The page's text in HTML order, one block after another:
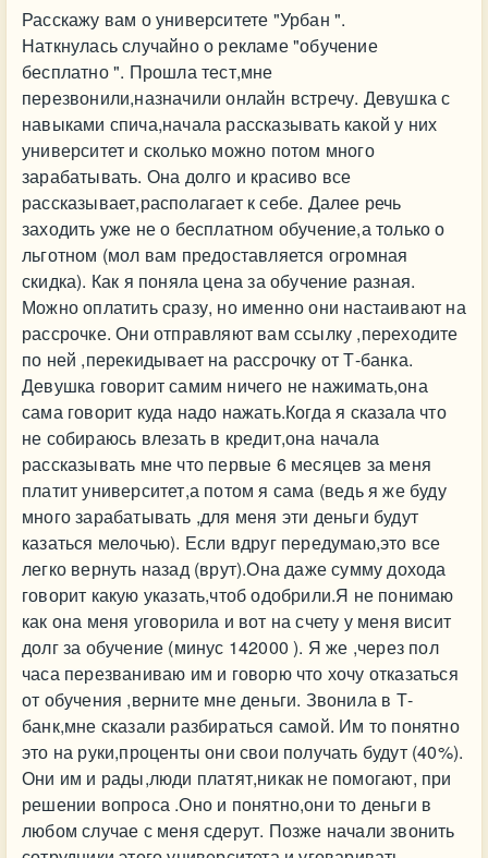
Расскажу вам о университете "Урбан ".
Наткнулась случайно о рекламе "обучение
бесплатно ". Прошла тест,мне
перезвонили,назначили онлайн встречу. Девушка с
навыками спича,начала рассказывать какой у них
университет и сколько можно потом много
зарабатывать. Она долго и красиво все
рассказывает,располагает к себе. Далее речь
заходить уже не о бесплатном обучение,а только о
льготном (мол вам предоставляется огромная
скидка). Как я поняла цена за обучение разная.
Можно оплатить сразу, но именно они настаивают на
рассрочке. Они отправляют вам ссылку ,переходите
по ней ,перекидывает на рассрочку от Т-банка.
Девушка говорит самим ничего не нажимать,она
сама говорит куда надо нажать.Когда я сказала что
не собираюсь влезать в кредит,она начала
рассказывать мне что первые 6 месяцев за меня
платит университет,а потом я сама (ведь я же буду
много зарабатывать ,для меня эти деньги будут
казаться мелочью). Если вдруг передумаю,это все
легко вернуть назад (врут).Она даже сумму дохода
говорит какую указать,чтоб одобрили.Я не понимаю
как она меня уговорила и вот на счету у меня висит
долг за обучение (минус 142000 ). Я же ,через пол
часа перезваниваю им и говорю что хочу отказаться
от обучения ,верните мне деньги. Звонила в Т-
банк,мне сказали разбираться самой. Им то понятно
это на руки,проценты они свои получать будут (40%).
Они им и рады,люди платят,никак не помогают, при
решении вопроса .Оно и понятно,они то деньги в
любом случае с меня сдерут. Позже начали звонить